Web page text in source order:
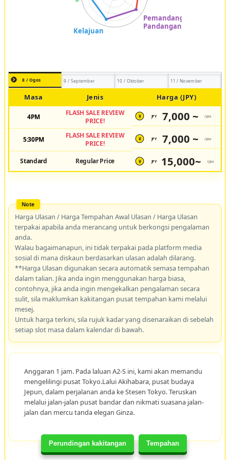
Perundingan kakitangan Tempahan
8 / Ogos 9 / September 10 / Oktober 11 / November
Masa Jenis Harga (JPY)
4PM
FLASH SALE REVIEW
PRICE!
¥ JPY 7,000 ~ /pax
5:30PM
FLASH SALE REVIEW
PRICE!
¥ JPY 7,000 ~ /pax
Standard Regular Price ¥ JPY 15,000~ /pax
Harga Ulasan / Harga Tempahan Awal Ulasan / Harga Ulasan
terpakai apabila anda merancang untuk berkongsi pengalaman
anda.
Walau bagaimanapun, ini tidak terpakai pada platform media
sosial di mana diskaun berdasarkan ulasan adalah dilarang.
**Harga Ulasan digunakan secara automatik semasa tempahan
dalam talian. Jika anda ingin menggunakan harga biasa,
contohnya, jika anda ingin mengekalkan pengalaman secara
sulit, sila maklumkan kakitangan pusat tempahan kami melalui
mesej.
Untuk harga terkini, sila rujuk kadar yang disenaraikan di sebelah
setiap slot masa dalam kalendar di bawah.
Anggaran 1 jam. Pada laluan A2-S ini, kami akan memandu
mengelilingi pusat Tokyo.Lalui Akihabara, pusat budaya
Jepun, dalam perjalanan anda ke Stesen Tokyo. Teruskan
melalui jalan-jalan pusat bandar dan nikmati suasana jalan-
jalan dan mercu tanda elegan Ginza.